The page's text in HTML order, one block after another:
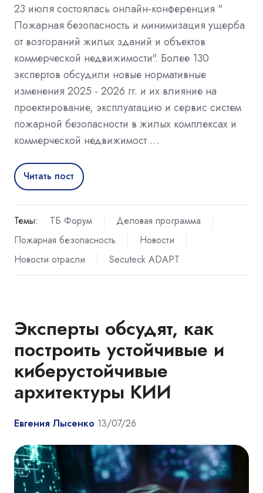
23 июля состоялась онлайн-конференция "
Пожарная безопасность и минимизация ущерба
от возгораний жилых зданий и объектов
коммерческой недвижимости". Более 130
экспертов обсудили новые нормативные
изменения 2025 - 2026 гг. и их влияние на
проектирование, эксплуатацию и сервис систем
пожарной безопасности в жилых комплексах и
коммерческой недвижимост …
Читать пост
Темы: ТБ Форум
Деловая программа
Пожарная безопасность
Новости
Новости отрасли
Secuteck ADAPT
Эксперты обсудят, как
построить устойчивые и
киберустойчивые
архитектуры КИИ
Евгения Лысенко 13/07/26